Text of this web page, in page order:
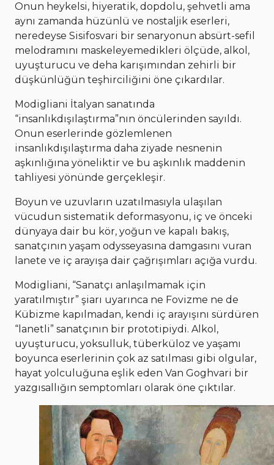
Onun heykelsi, hiyeratik, dopdolu, şehvetli ama
aynı zamanda hüzünlü ve nostaljik eserleri,
neredeyse Sisifosvari bir senaryonun absürt-sefil
melodramını maskeleyemedikleri ölçüde, alkol,
uyuşturucu ve deha karışımından zehirli bir
düşkünlüğün teşhirciliğini öne çıkardılar.
Modigliani İtalyan sanatında
“insanlıkdışılaştırma”nın öncülerinden sayıldı.
Onun eserlerinde gözlemlenen
insanlıkdışılaştırma daha ziyade nesnenin
aşkınlığına yöneliktir ve bu aşkınlık maddenin
tahliyesi yönünde gerçekleşir.
Boyun ve uzuvların uzatılmasıyla ulaşılan
vücudun sistematik deformasyonu, iç ve önceki
dünyaya dair bu kör, yoğun ve kapalı bakış,
sanatçının yaşam odysseyasına damgasını vuran
lanete ve iç arayışa dair çağrışımları açığa vurdu.
Modigliani, “Sanatçı anlaşılmamak için
yaratılmıştır” şiarı uyarınca ne Fovizme ne de
Kübizme kapılmadan, kendi iç arayışını sürdüren
“lanetli” sanatçının bir prototipiydi. Alkol,
uyuşturucu, yoksulluk, tüberküloz ve yaşamı
boyunca eserlerinin çok az satılması gibi olgular,
hayat yolculuğuna eşlik eden Van Goghvari bir
yazgısallığın semptomları olarak öne çıktılar.